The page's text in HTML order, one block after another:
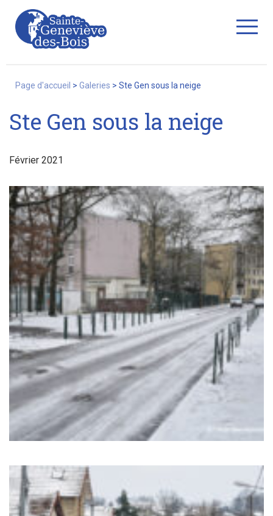
Services
Commerces/associations
Sortir à Ste Gen’
Page d'accueil > Galeries > Ste Gen sous la neige
Ste Gen sous la neige
Février 2021